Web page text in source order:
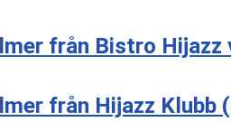
från Bistro Hijazz
från Hijazz Klubb